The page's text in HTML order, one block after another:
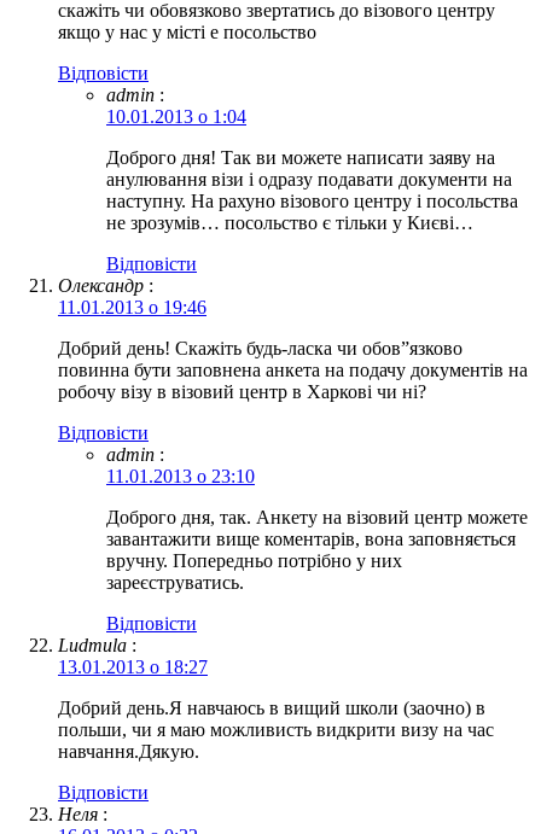
скажіть чи обовязково звертатись до візового центру
якщо у нас у місті е посольство
Відповіcти
admin :
10.01.2013 о 1:04
Доброго дня! Так ви можете написати заяву на
анулювання візи і одразу подавати документи на
наступну. На рахуно візового центру і посольства
не зрозумів… посольство є тільки у Києві…
Відповіcти
Олександр :
11.01.2013 о 19:46
Добрий день! Скажіть будь-ласка чи обов”язково
повинна бути заповнена анкета на подачу документів на
робочу візу в візовий центр в Харкові чи ні?
Відповіcти
admin :
11.01.2013 о 23:10
Доброго дня, так. Анкету на візовий центр можете
завантажити вище коментарів, вона заповняється
вручну. Попередньо потрібно у них
зареєструватись.
Відповіcти
Ludmula :
13.01.2013 о 18:27
Добрий день.Я навчаюсь в вищий школи (заочно) в
польши, чи я маю можливисть видкрити визу на час
навчання.Дякую.
Відповіcти
Неля :